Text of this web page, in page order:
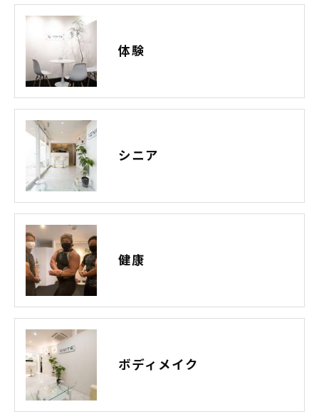
体験
シニア
健康
ボディメイク